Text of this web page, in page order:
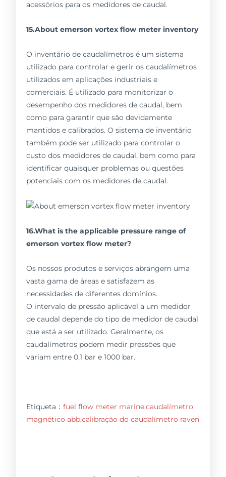
acessórios para os medidores de caudal.
15.About emerson vortex flow meter inventory
O inventário de caudalímetros é um sistema
utilizado para controlar e gerir os caudalímetros
utilizados em aplicações industriais e
comerciais. É utilizado para monitorizar o
desempenho dos medidores de caudal, bem
como para garantir que são devidamente
mantidos e calibrados. O sistema de inventário
também pode ser utilizado para controlar o
custo dos medidores de caudal, bem como para
identificar quaisquer problemas ou questões
potenciais com os medidores de caudal.
16.What is the applicable pressure range of
emerson vortex flow meter?
Os nossos produtos e serviços abrangem uma
vasta gama de áreas e satisfazem as
necessidades de diferentes domínios.
O intervalo de pressão aplicável a um medidor
de caudal depende do tipo de medidor de caudal
que está a ser utilizado. Geralmente, os
caudalímetros podem medir pressões que
variam entre 0,1 bar e 1000 bar.
Etiqueta：fuel flow meter marine,caudalímetro
magnético abb,calibração do caudalímetro raven